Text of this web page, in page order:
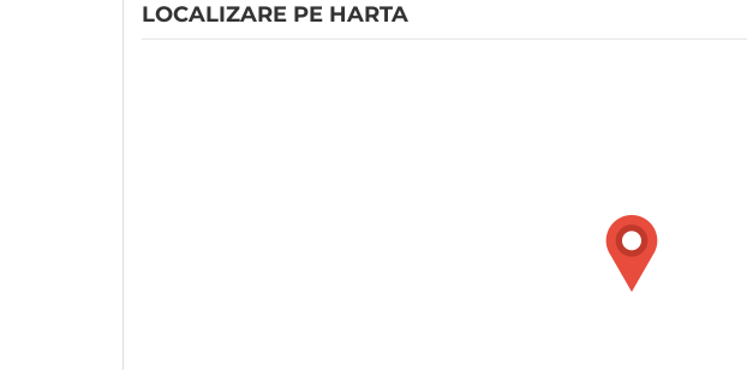
LOCALIZARE PE HARTA